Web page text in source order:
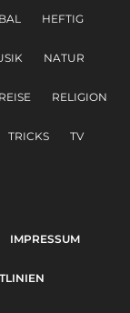
HEFTIG
NATUR
REISE RELIGION
TRICKS TV
IMPRESSUM